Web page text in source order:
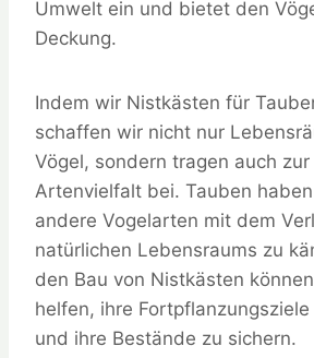
Umwelt ein und bietet den
Deckung.
Indem wir Nistkästen für
schaffen wir nicht nur
Vögel, sondern tragen auch
Artenvielfalt bei. Tauben
andere Vogelarten mit dem
natürlichen Lebensraums zu
den Bau von Nistkästen
helfen, ihre
und ihre Bestände zu sichern.